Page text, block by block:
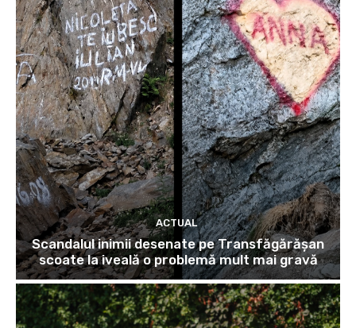
ACTUAL
Scandalul inimii desenate pe Transfăgărășan
scoate la iveală o problemă mult mai gravă